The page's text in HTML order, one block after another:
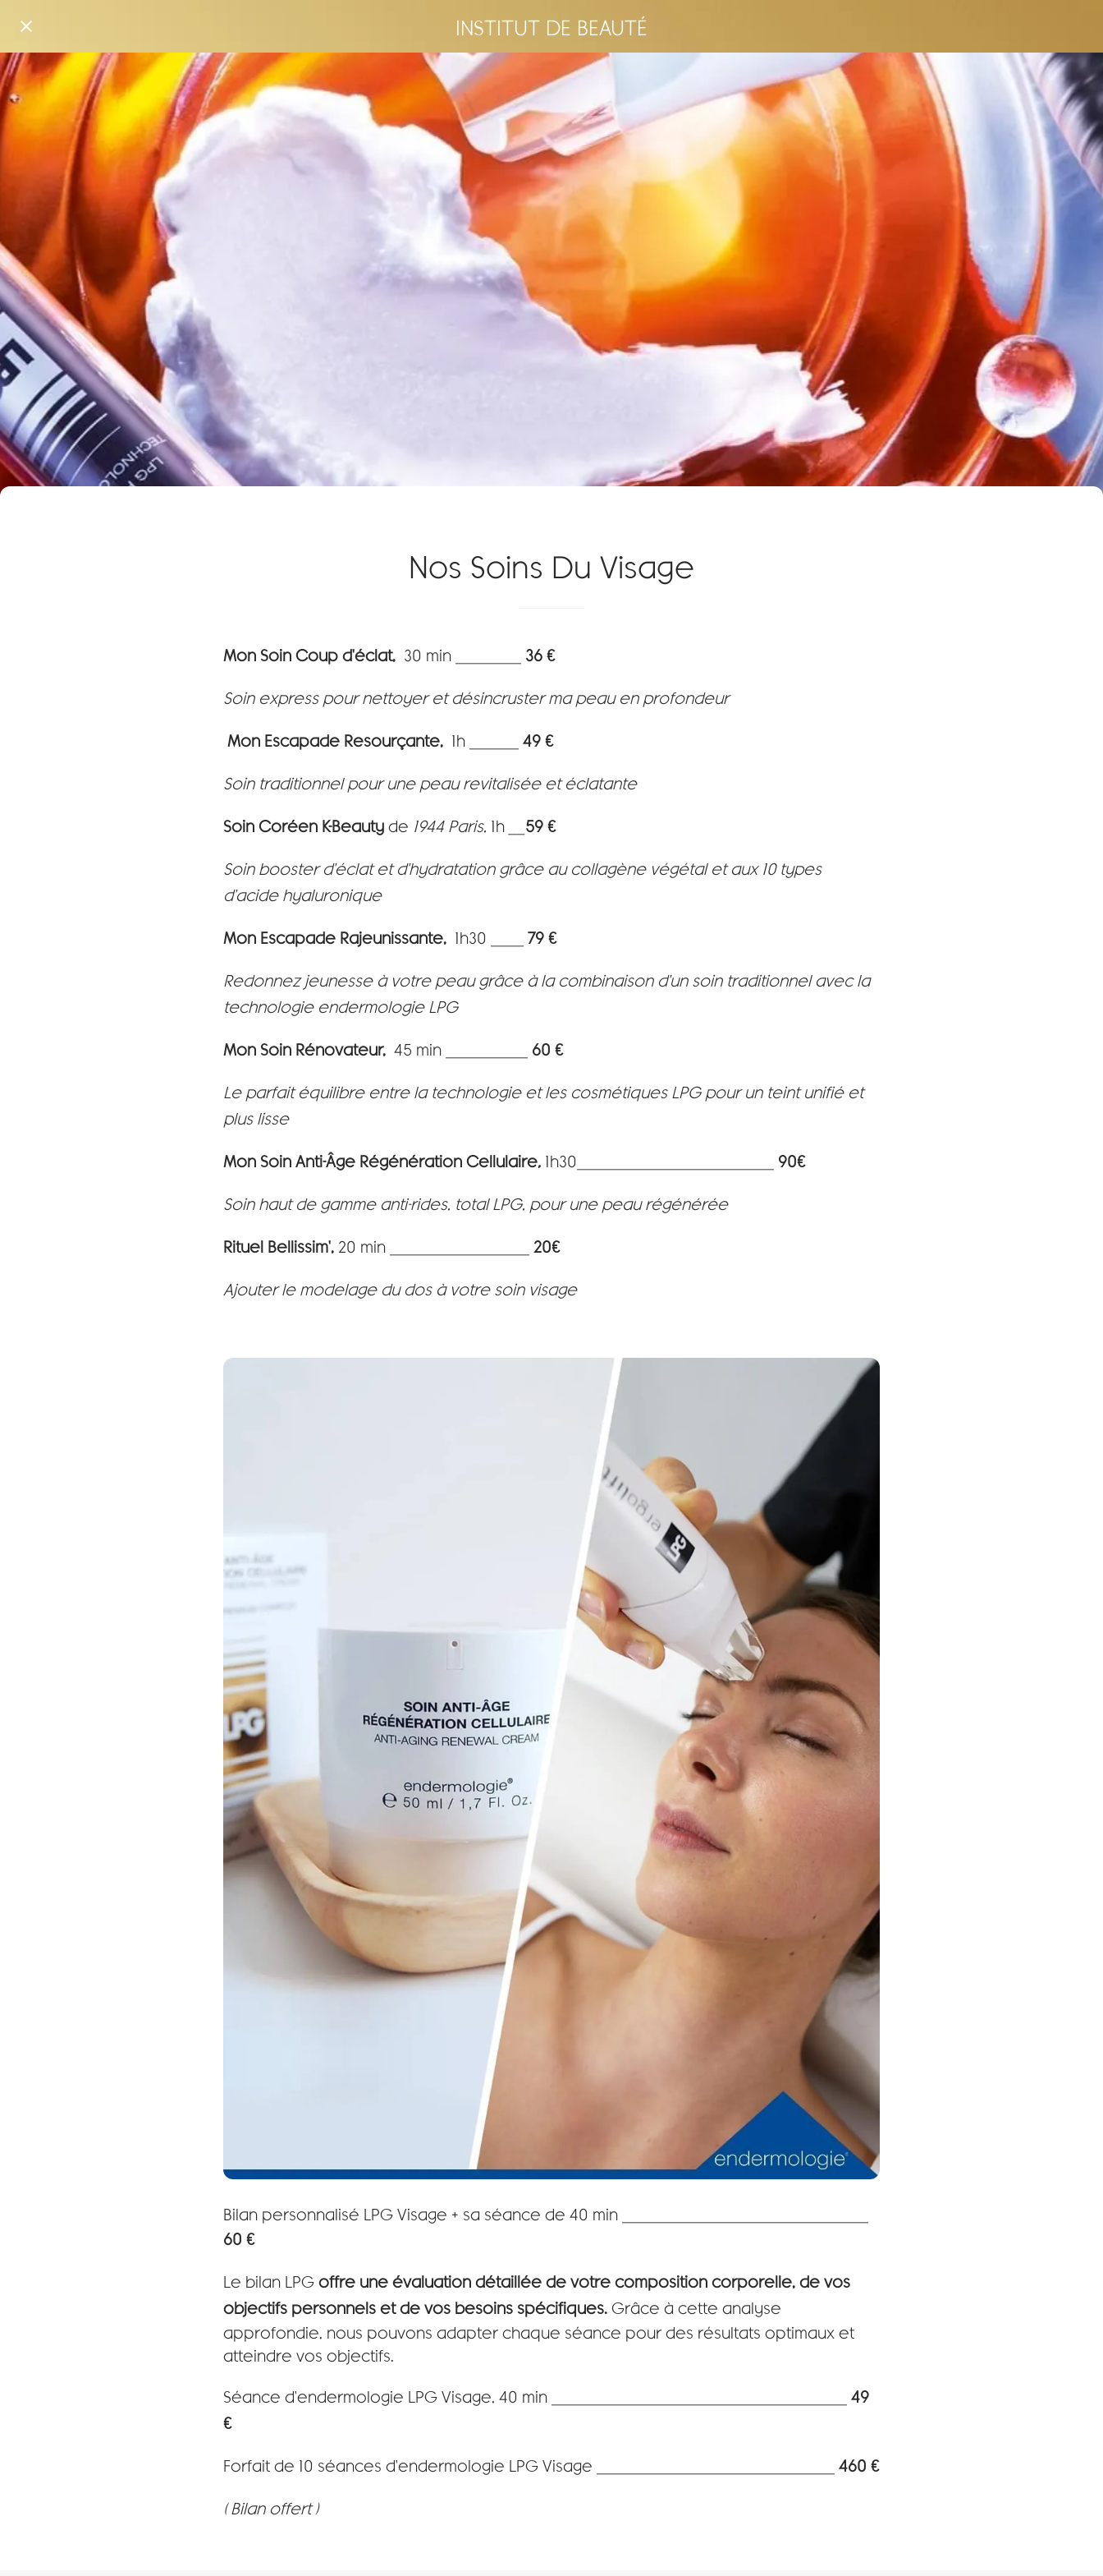
INSTITUT DE BEAUTÉ
Nos Soins Du Visage
Mon Soin Coup d'éclat, 30 min
36 €
Soin express pour nettoyer et désincruster ma peau en profondeur
Mon Escapade Resourçante, 1h ______ 49 €
Soin traditionnel pour une peau revitalisée et éclatante
Soin Coréen K-Beautyde 1944 Paris, 1h
59 €
Soin booster d'éclat et d'hydratation grâce au collagène végétal et aux 10 types
d'acide hyaluronique
Mon Escapade Rajeunissante, 1h30 ____ 79 €
Redonnez jeunesse à votre peau grâce à la combinaison d'un soin traditionnel avec la
technologie endermologie LPG
Mon Soin Rénovateur, 45 min __________ 60 €
Le parfait équilibre entre la technologie et les cosmétiques LPG pour un teint unifié et
plus lisse
Mon Soin Anti-Âge Régénération Cellulaire, 1h30________________________ 90€
Soin haut de gamme anti-rides, total LPG, pour une peau régénérée
Rituel Bellissim',20 min _________________ 20€
Ajouter le modelage du dos à votre soin visage
Bilan personnalisé LPG Visage + sa séance de 40 min ______________________________
60 €
Le bilan LPGoffre une évaluation détaillée de votre composition corporelle, de vos
objectifs personnels et de vos besoins spécifiques.Grâce à cette analyse
approfondie, nous pouvons adapter chaque séance pour des résultats optimaux et
atteindre vos objectifs.
Séance d'endermologie LPG Visage, 40 min ____________________________________ 49
€
Forfait de 10 séances d'endermologie LPG Visage _____________________________ 460 €
( Bilan offert )